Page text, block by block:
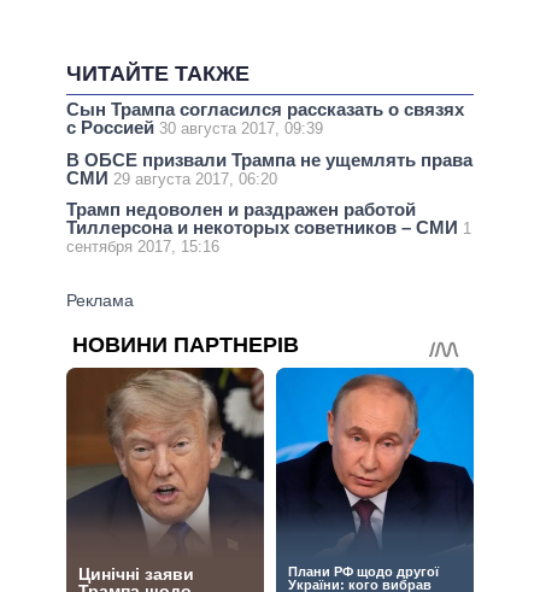
ЧИТАЙТЕ ТАКЖЕ
Сын Трампа согласился рассказать о связях
с Россией 30 августа 2017, 09:39
В ОБСЕ призвали Трампа не ущемлять права
СМИ 29 августа 2017, 06:20
Трамп недоволен и раздражен работой
Тиллерсона и некоторых советников – СМИ 1
сентября 2017, 15:16